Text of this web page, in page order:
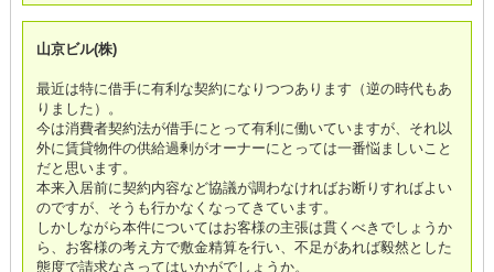
山京ビル(株)
最近は特に借手に有利な契約になりつつあります（逆の時代もあ
りました）。
今は消費者契約法が借手にとって有利に働いていますが、それ以
外に賃貸物件の供給過剰がオーナーにとっては一番悩ましいこと
だと思います。
本来入居前に契約内容など協議が調わなければお断りすればよい
のですが、そうも行かなくなってきています。
しかしながら本件についてはお客様の主張は貫くべきでしょうか
ら、お客様の考え方で敷金精算を行い、不足があれば毅然とした
態度で請求なさってはいかがでしょうか。